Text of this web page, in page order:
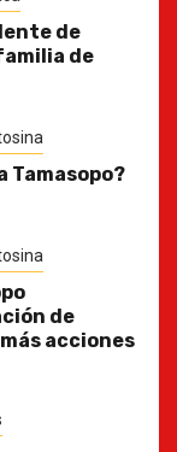
de
de
Tamasopo?
de
acciones